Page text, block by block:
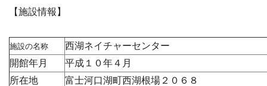
【施設情報】
施設の名称
西湖ネイチャーセンター
開館年月
平成１０年４月
所在地
富士河口湖町西湖根場２０６８